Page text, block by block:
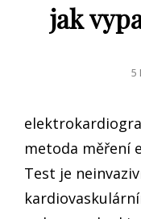
jak
5
metoda měření
Test je